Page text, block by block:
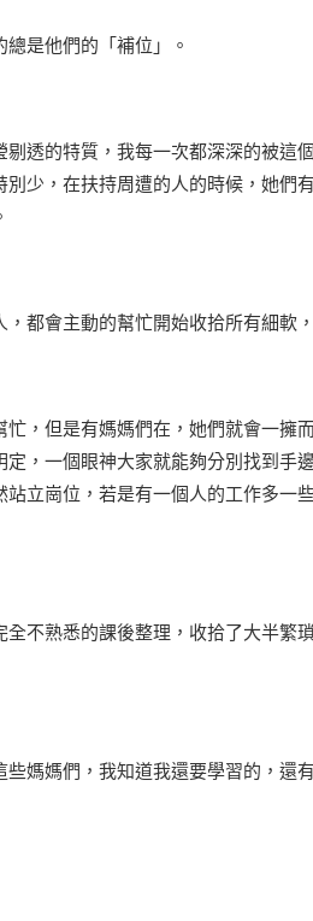
是他們的「補位」。
透的特質，我每一次都深深的被這
少，在扶持周遭的人的時候，她們
都會主動的幫忙開始收拾所有細軟
，但是有媽媽們在，她們就會一擁
，一個眼神大家就能夠分別找到手
立崗位，若是有一個人的工作多一
不熟悉的課後整理，收拾了大半繁
媽媽們，我知道我還要學習的，還